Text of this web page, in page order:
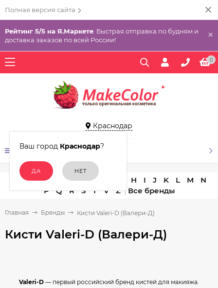
Полная версия сайта
Рейтинг 5/5 на Я.Маркете . Быстрая отправка по будням и
доставка заказов по всей России!
×
0
Краснодар
Ваш город Краснодар?
КАТАЛОГ ТОВАРОВ
A C D E H I J K L M
N
P
Q R S T V Z
Главная Бренды Кисти Valeri-D (Валери-Д)
Кисти Valeri-D (Валери-Д)
Valeri-D — первый российский бренд кистей для макияжа.